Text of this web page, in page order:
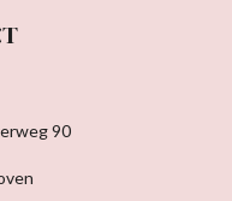
90